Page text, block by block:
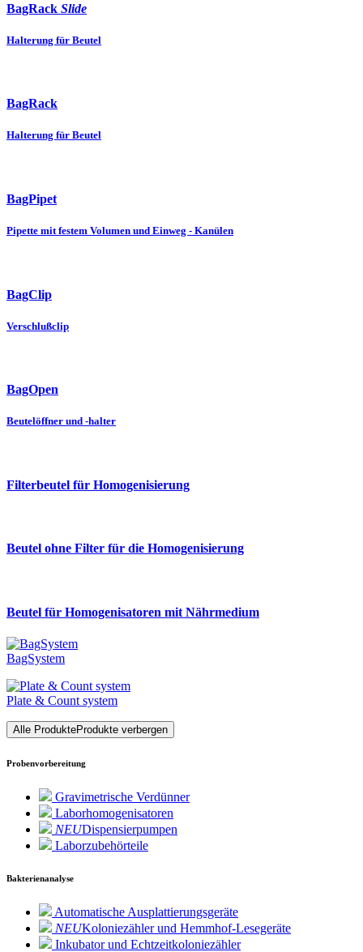
BagRack Slide
Halterung für Beutel
BagRack
Halterung für Beutel
BagPipet
Pipette mit festem Volumen und Einweg - Kanülen
BagClip
Verschlußclip
BagOpen
Beutelöffner und -halter
Filterbeutel für Homogenisierung
Beutel ohne Filter für die Homogenisierung
Beutel für Homogenisatoren mit Nährmedium
BagSystem
Plate & Count system
Alle ProdukteProdukte verbergen
Probenvorbereitung
Gravimetrische Verdünner
Laborhomogenisatoren
NEUDispensierpumpen
Laborzubehörteile
Bakterienanalyse
Automatische Ausplattierungsgeräte
NEUKoloniezähler und Hemmhof-Lesegeräte
Inkubator und Echtzeitkoloniezähler